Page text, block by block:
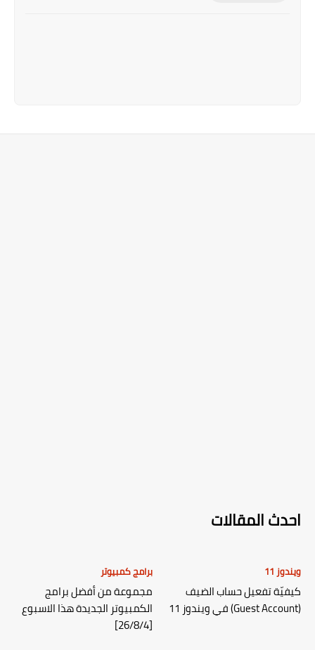
احدث المقالات
ويندوز 11
كيفيّة تفعيل حساب الضيف
(Guest Account) في ويندوز 11
برامج كمبيوتر
مجموعة من أفضل برامج
الكمبيوتر الجديدة هذا الاسبوع
[26/8/4]